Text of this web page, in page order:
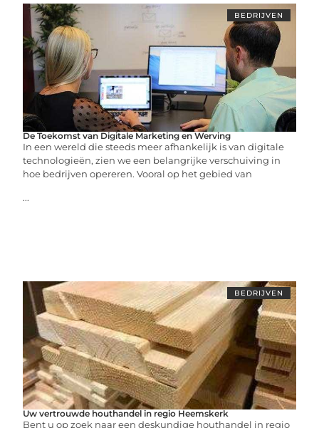
BEDRIJVEN
De Toekomst van Digitale Marketing en Werving
In een wereld die steeds meer afhankelijk is van digitale
technologieën, zien we een belangrijke verschuiving in
hoe bedrijven opereren. Vooral op het gebied van
...
BEDRIJVEN
Uw vertrouwde houthandel in regio Heemskerk
Bent u op zoek naar een deskundige houthandel in regio